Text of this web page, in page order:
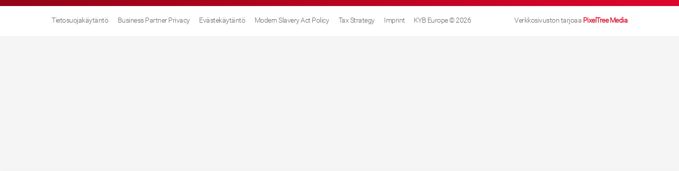
Tietosuojakäytäntö Business Partner Privacy Evästekäytäntö Modern Slavery Act Policy Tax Strategy Imprint KYB Europe © 2026 Verkkosivuston tarjoaa PixelTree Media